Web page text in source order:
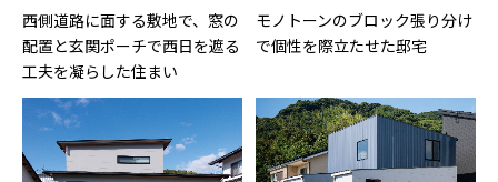
西側道路に面する敷地で、窓の
配置と玄関ポーチで西日を遮る
工夫を凝らした住まい
モノトーンのブロック張り分け
で個性を際立たせた邸宅